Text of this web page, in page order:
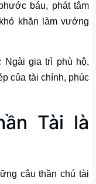
báu, phát tâm
khăn làm vướng
Ngài gia trì phù hộ,
của tài chính, phúc
Tài là
câu thần chú tài